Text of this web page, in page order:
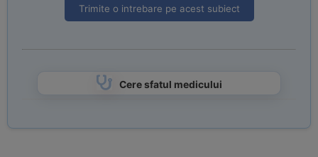
Trimite o intrebare pe acest subiect
Cere sfatul medicului